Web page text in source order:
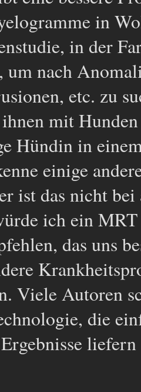
in
in der
nach
etc. zu
mit
Hündin in
einige
ist das nicht
ich ein
das uns
Viele Autoren
die